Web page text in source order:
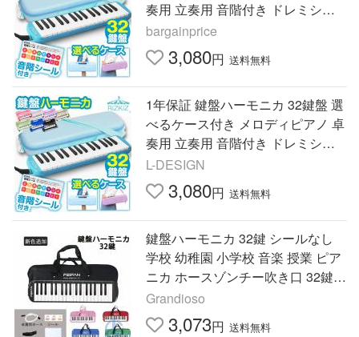
奏用 立奏用 音階付き ドレミシー
ル 名前シール付き 音楽 小学校 幼
稚園 RiZKiZ 送料無料
bargainprice
3,080円 送料無料
1年保証 鍵盤ハーモニカ 32鍵盤 選
べるケース付き メロディピアノ 卓
奏用 立奏用 音階付き ドレミシー
ル 名前シール付き 音楽 小学校 幼
稚園 RiZKiZ 送料無料
L-DESIGN
3,080円 送料無料
鍵盤ハーモニカ 32鍵 シールなし
学校 幼稚園 小学校 音楽 授業 ピア
ニカ ホースゾンチー吹き口 32鍵盤
ハーモニカ 卓奏用パイプ 軽量 収
納袋付き 軽量550g
Grandioso
3,073円 送料無料